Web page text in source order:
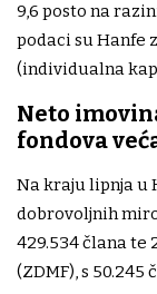
9,6 posto na
podaci su Hanfe
(individualna
Neto
fondova
Na kraju lipnja u
dobrovoljnih
429.534 člana te
(ZDMF), s 50.245